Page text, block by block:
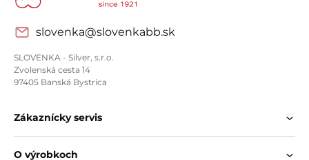
slovenka@slovenkabb.sk
SLOVENKA - Silver, s.r.o.
Zvolenská cesta 14
97405 Banská Bystrica
Zákaznícky servis
O výrobkoch